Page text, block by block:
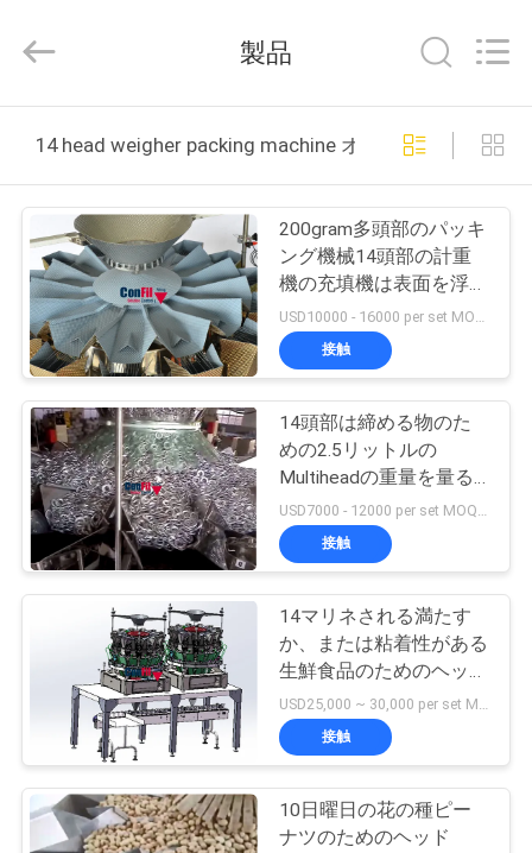
プ
ロ
ダ
ク
ト
ビ
デ
オ
に
つ
supplier.
Copyright
System.
製品
14 head weigher packing machine オンライン製造
200gram多頭部のパッキ
ング機械14頭部の計重
機の充填機は表面を浮彫
りにした
USD10000 - 16000 per set MOQ:1セット
接触
14頭部は締める物のた
めの2.5リットルの
Multiheadの重量を量る
機械金属部分を
接触
14マリネされる満たす
か、または粘着性がある
生鮮食品のためのヘッド
Multiheadの計重機のパ
ッキング機械
接触
10日曜日の花の種ピー
ナツのためのヘッド